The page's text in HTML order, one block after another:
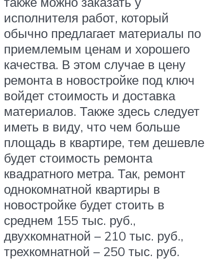
исполнителя работ, который
обычно предлагает материалы по
приемлемым ценам и хорошего
качества. В этом случае в цену
ремонта в новостройке под ключ
войдет стоимость и доставка
материалов. Также здесь следует
иметь в виду, что чем больше
площадь в квартире, тем дешевле
будет стоимость ремонта
квадратного метра. Так, ремонт
однокомнатной квартиры в
новостройке будет стоить в
среднем 155 тыс. руб.,
двухкомнатной – 210 тыс. руб.,
трехкомнатной – 250 тыс. руб.